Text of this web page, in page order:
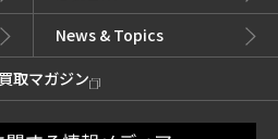
News & Topics
取マガジン